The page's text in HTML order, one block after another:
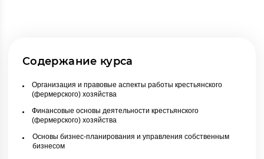
Содержание курса
Организация и правовые аспекты работы крестьянского
(фермерского) хозяйства
Финансовые основы деятельности крестьянского
(фермерского) хозяйства
Основы бизнес-планирования и управления собственным
бизнесом